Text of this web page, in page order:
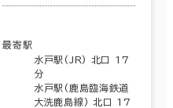
最寄駅
水戸駅(JR) 北口 17
分
水戸駅(鹿島臨海鉄道
大洗鹿島線) 北口 17